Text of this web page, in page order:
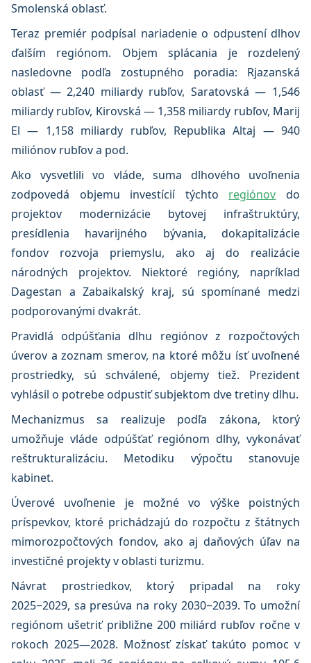
Smolenská oblasť.
Teraz premiér podpísal nariadenie o odpustení dlhov
ďalším regiónom. Objem splácania je rozdelený
nasledovne podľa zostupného poradia: Rjazanská
oblasť — 2,240 miliardy rubľov, Saratovská — 1,546
miliardy rubľov, Kirovská — 1,358 miliardy rubľov, Marij
El — 1,158 miliardy rubľov, Republika Altaj — 940
miliónov rubľov a pod.
Ako vysvetlili vo vláde, suma dlhového uvoľnenia
zodpovedá objemu investícií týchto regiónov do
projektov modernizácie bytovej infraštruktúry,
presídlenia havarijného bývania, dokapitalizácie
fondov rozvoja priemyslu, ako aj do realizácie
národných projektov. Niektoré regióny, napríklad
Dagestan a Zabaikalský kraj, sú spomínané medzi
podporovanými dvakrát.
Pravidlá odpúšťania dlhu regiónov z rozpočtových
úverov a zoznam smerov, na ktoré môžu ísť uvoľnené
prostriedky, sú schválené, objemy tiež. Prezident
vyhlásil o potrebe odpustiť subjektom dve tretiny dlhu.
Mechanizmus sa realizuje podľa zákona, ktorý
umožňuje vláde odpúšťať regiónom dlhy, vykonávať
reštrukturalizáciu. Metodiku výpočtu stanovuje
kabinet.
Úverové uvoľnenie je možné vo výške poistných
príspevkov, ktoré prichádzajú do rozpočtu z štátnych
mimorozpočtových fondov, ako aj daňových úľav na
investičné projekty v oblasti turizmu.
Návrat prostriedkov, ktorý pripadal na roky
2025−2029, sa presúva na roky 2030−2039. To umožní
regiónom ušetriť približne 200 miliárd rubľov ročne v
rokoch 2025—2028. Možnosť získať takúto pomoc v